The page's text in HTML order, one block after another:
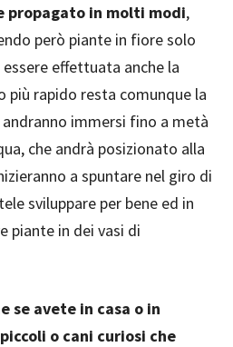
propagato in molti modi,
però piante in fiore solo
effettuata anche la
rapido resta comunque la
immersi fino a metà
che andrà posizionato alla
a spuntare nel giro di
sviluppare per bene ed in
piante in dei vasi di
se avete in casa o in
o cani curiosi che